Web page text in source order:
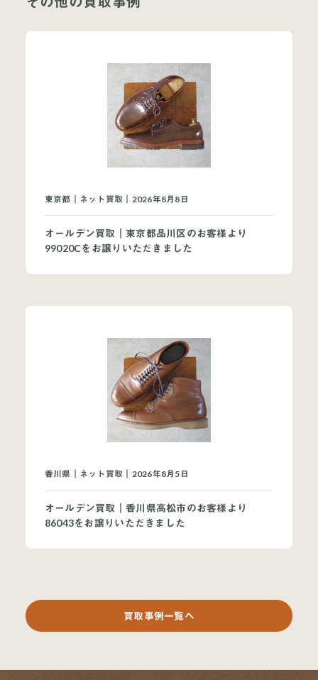
よくあるご質問
オンラインショップ
東京都｜ネット買取｜2026年8月8日
オールデン買取｜東京都品川区のお客様より
99020Cをお譲りいただきました
香川県｜ネット買取｜2026年8月5日
オールデン買取｜香川県高松市のお客様より
86043をお譲りいただきました
買取事例一覧へ
買取ブランドページ